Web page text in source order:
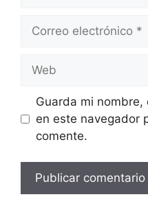
electrónico
Guarda mi
en este navegador
comente.